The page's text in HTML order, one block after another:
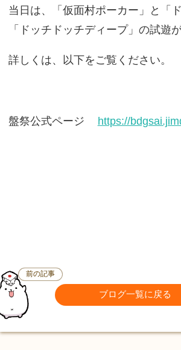
当日は、「仮面村ポーカー」と「
「ドッチドッチディープ」の試遊
詳しくは、以下をご覧ください。
盤祭公式ページ https://
前の記事
ブログ一覧に戻る